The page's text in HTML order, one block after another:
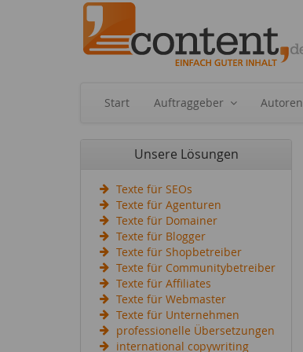
Start Auftraggeber Autoren
Unsere Lösungen
Texte für SEOs
Texte für Agenturen
Texte für Domainer
Texte für Blogger
Texte für Shopbetreiber
Texte für Communitybetreiber
Texte für Affiliates
Texte für Webmaster
Texte für Unternehmen
professionelle Übersetzungen
international copywriting